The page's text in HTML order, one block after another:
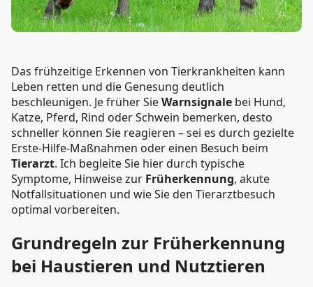
Das frühzeitige Erkennen von Tierkrankheiten kann
Leben retten und die Genesung deutlich
beschleunigen. Je früher SieWarnsignale bei Hund,
Katze, Pferd, Rind oder Schwein bemerken, desto
schneller können Sie reagieren – sei es durch gezielte
Erste-Hilfe-Maßnahmen oder einen Besuch beim
Tierarzt. Ich begleite Sie hier durch typische
Symptome, Hinweise zur Früherkennung, akute
Notfallsituationen und wie Sie den Tierarztbesuch
optimal vorbereiten.
Grundregeln zur Früherkennung
bei Haustieren und Nutztieren